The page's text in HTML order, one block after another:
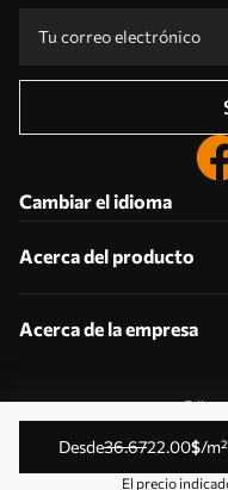
desde36.6722.00$/m²
El precio
Cambiar el idioma
Acerca del producto
Acerca de la empresa
Editar
© 2011-2026 Uwalls
Gestionado por